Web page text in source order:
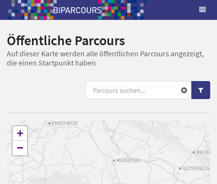
Öffentliche Parcours
Auf dieser Karte werden alle öffentlichen Parcours angezeigt,
die einen Startpunkt haben
+
−